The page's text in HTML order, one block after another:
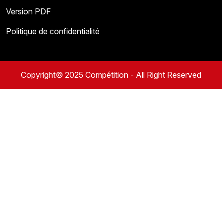
Version PDF
Politique de confidentialité
Copyright© 2025 Compétition - All Right Reserved